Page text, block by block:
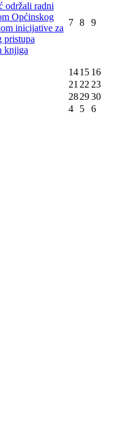
održali radni
Općinskog
inicijative za
pristupa
knjiga
7 8 9
1415 16
212223
282930
4 5 6